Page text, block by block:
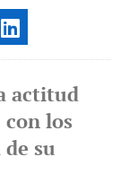
actitud
con los
su